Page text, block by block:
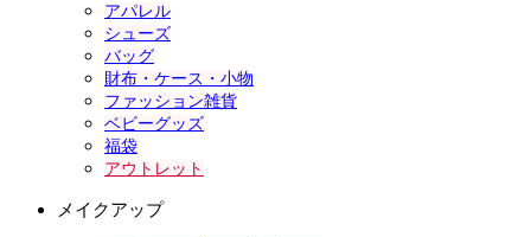
アパレル
シューズ
バッグ
財布・ケース・小物
ファッション雑貨
ベビーグッズ
福袋
アウトレット
メイクアップ